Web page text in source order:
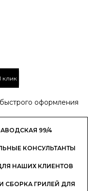
клик
оформления
99/4
КОНСУЛЬТАНТЫ
НАШИХ КЛИЕНТОВ
СБОРКА ГРИЛЕЙ ДЛЯ